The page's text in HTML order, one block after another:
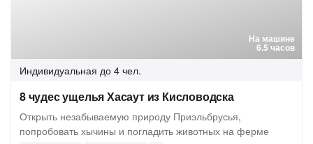
На машине
6.5 часов
Индивидуальная до 4 чел.
8 чудес ущелья Хасаут из Кисловодска
Открыть незабываемую природу Приэльбрусья,
попробовать хычины и погладить животных на ферме